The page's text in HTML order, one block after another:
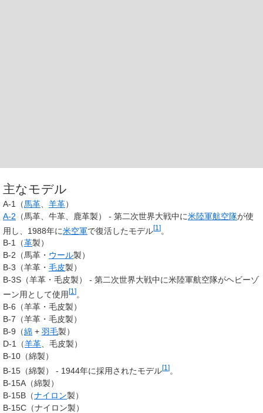
主なモデル
A-1（馬革 羊革）
A-2 （馬革、牛革、鹿革製） - 第二次世界大戦中に米陸軍航空隊が使
用し、1988年に米空軍で復活したモデル[1 ]。
B-1（革製）
B-2（馬革・ ウール製）
B-3（羊革・ 毛皮製）
B-3S（羊革・毛皮製） - 第二次世界大戦中に米陸軍航空隊がヘビーゾ
ーン用として使用 [1 ] 。
B-6（羊革・毛皮製）
B-7（羊革・毛皮製）
B-9（綿 + 羽毛製）
D-1（羊革 、毛皮製）
B-10（綿製）
B-15（綿製） - 1944年に採用されたモデル[1 ]。
B-15A（綿製）
B-15B（ナイロン製）
B-15C（ナイロン製）